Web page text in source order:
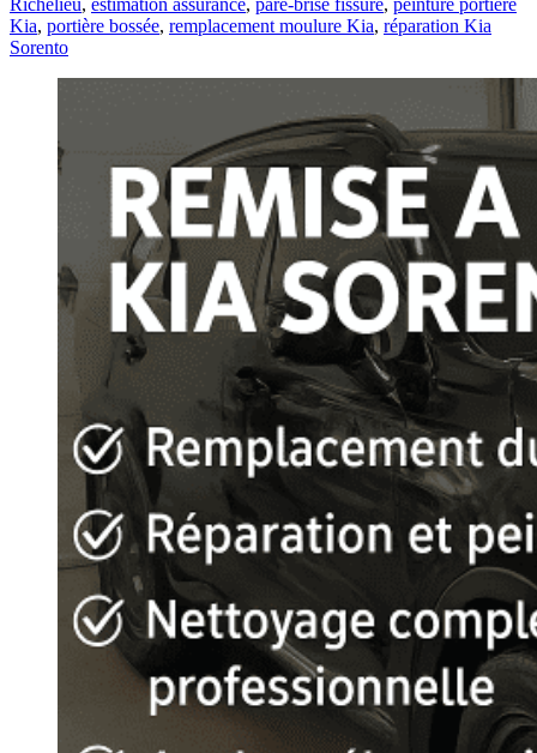
Richelieu, estimation assurance, pare-brise fissuré, peinture portière
Kia, portière bossée, remplacement moulure Kia, réparation Kia
Sorento